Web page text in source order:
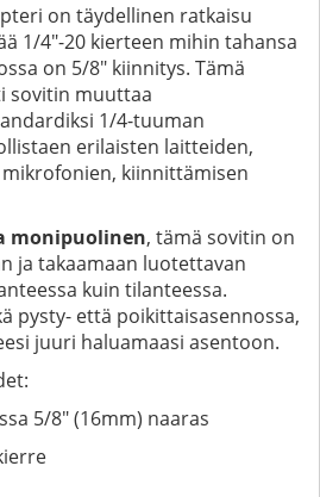
on täydellinen ratkaisu
1/4"-20 kierteen mihin tahansa
on 5/8" kiinnitys. Tämä
sovitin muuttaa
1/4-tuuman
erilaisten laitteiden,
kiinnittämisen
monipuolinen, tämä sovitin on
ja takaamaan luotettavan
kuin tilanteessa.
pysty- että poikittaisasennossa,
juuri haluamaasi asentoon.
5/8" (16mm) naaras